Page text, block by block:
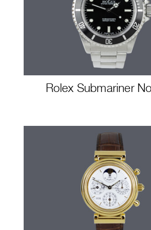
Rolex Submariner